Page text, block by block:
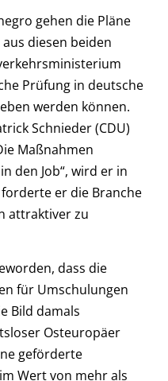
gehen die Pläne
diesen beiden
Prüfung in deutsche
werden können.
Schnieder (CDU)
Maßnahmen
den Job“, wird er in
er die Branche
attraktiver zu
dass die
für Umschulungen
Bild damals
Osteuropäer
geförderte
Wert von mehr als